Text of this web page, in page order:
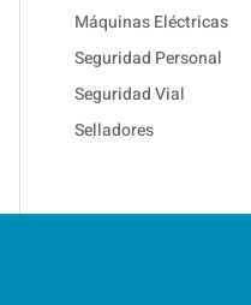
Máquinas Eléctricas
Seguridad Personal
Seguridad Vial
Selladores